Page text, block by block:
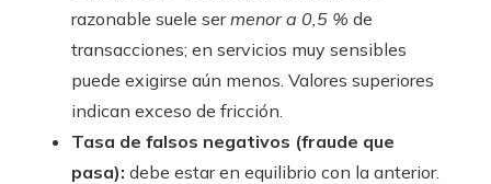
razonable suele sermenor a 0,5 % de
transacciones; en servicios muy sensibles
puede exigirse aún menos. Valores superiores
indican exceso de fricción.
Tasa de falsos negativos (fraude que
pasa): debe estar en equilibrio con la anterior.